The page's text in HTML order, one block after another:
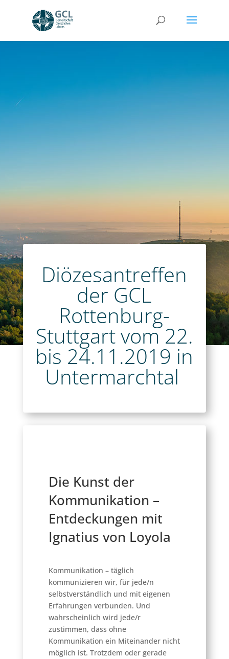
Diözesantreffen
der GCL
Rottenburg-
Stuttgart vom 22.
bis 24.11.2019 in
Untermarchtal
Die Kunst der
Kommunikation –
Entdeckungen mit
Ignatius von Loyola
Kommunikation – täglich
kommunizieren wir, für jede/n
selbstverständlich und mit eigenen
Erfahrungen verbunden. Und
wahrscheinlich wird jede/r
zustimmen, dass ohne
Kommunikation ein Miteinander nicht
möglich ist. Trotzdem oder gerade